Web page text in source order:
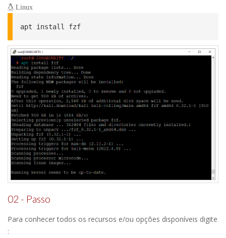
Linux
apt install fzf
02 - Passo
Para conhecer todos os recursos e/ou opções disponíveis digite
: